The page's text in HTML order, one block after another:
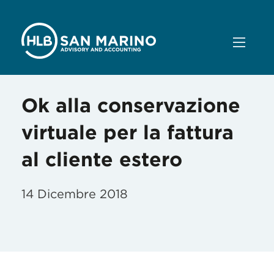
Ok alla conservazione
virtuale per la fattura
al cliente estero
14 Dicembre 2018